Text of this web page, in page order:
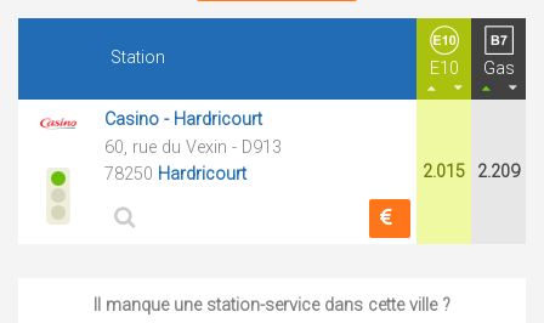
Station
E10 Gas
Casino - Hardricourt
60, rue du Vexin - D913
78250 Hardricourt 2.015 2.209
Il manque une station-service dans cette ville ?